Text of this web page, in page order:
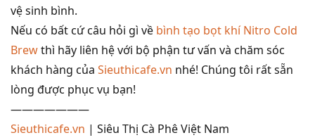
vệ sinh bình.
Nếu có bất cứ câu hỏi gì về bình tạo bọt khí Nitro Cold
Brewthì hãy liên hệ với bộ phận tư vấn và chăm sóc
khách hàng của Sieuthicafe.vn nhé! Chúng tôi rất sẵn
lòng được phục vụ bạn!
———————
Sieuthicafe.vn | Siêu Thị Cà Phê Việt Nam